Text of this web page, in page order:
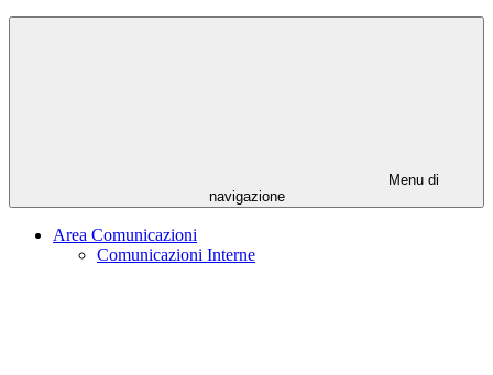
Menu di
navigazione
Area Comunicazioni
Comunicazioni Interne